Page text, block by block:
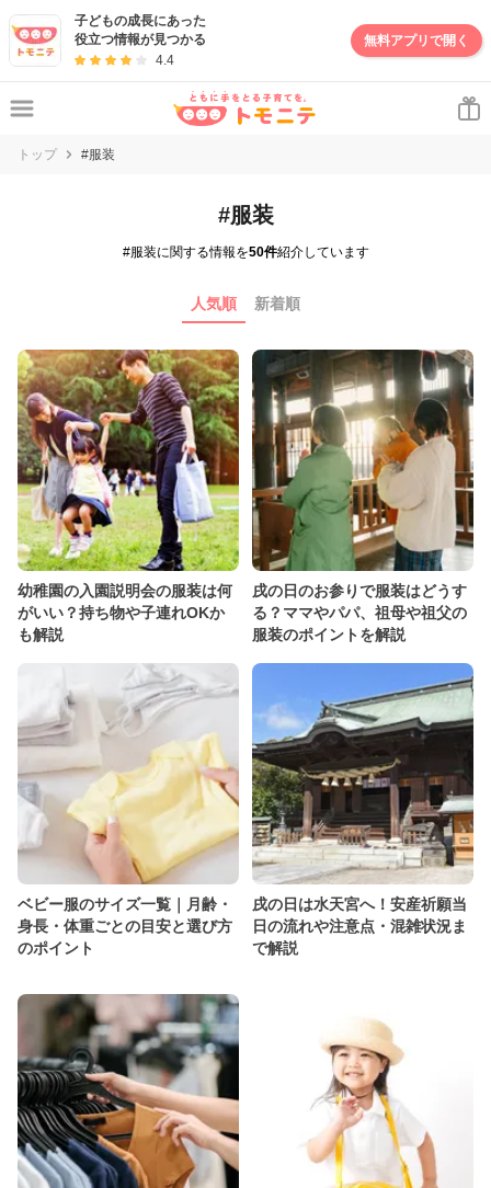
子どもの成長にあった
役立つ情報が見つかる
4.4
無料アプリで開く
トップ #服装
#服装
#服装に関する情報を50件紹介しています
人気順 新着順
幼稚園の入園説明会の服装は何
がいい？持ち物や子連れOKか
も解説
戌の日のお参りで服装はどうす
る？ママやパパ、祖母や祖父の
服装のポイントを解説
ベビー服のサイズ一覧｜月齢・
身長・体重ごとの目安と選び方
のポイント
戌の日は水天宮へ！安産祈願当
日の流れや注意点・混雑状況ま
で解説